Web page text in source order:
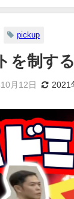
pickup
を制す
月12日 2021